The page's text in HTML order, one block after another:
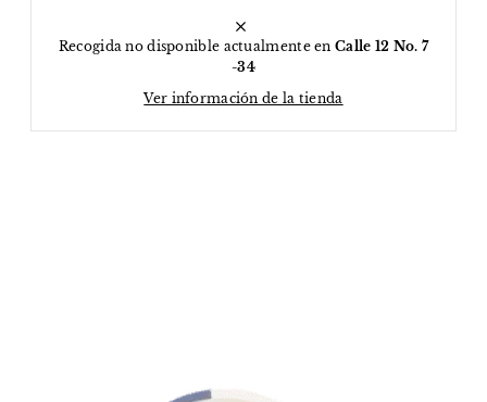
Recogida no disponible actualmente enCalle 12 No. 7
-34
Ver información de la tienda